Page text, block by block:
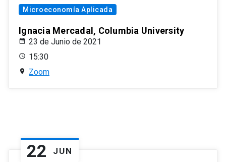
Microeconomía Aplicada
Ignacia Mercadal, Columbia University
23 de Junio de 2021
15:30
Zoom
22 JUN